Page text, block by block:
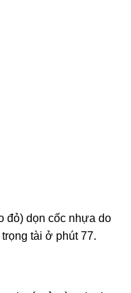
đỏ) dọn cốc nhựa do
tài ở phút 77.